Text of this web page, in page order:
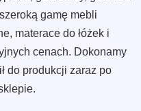
gamę mebli
materace do łóżek i
cenach. Dokonamy
do produkcji zaraz po